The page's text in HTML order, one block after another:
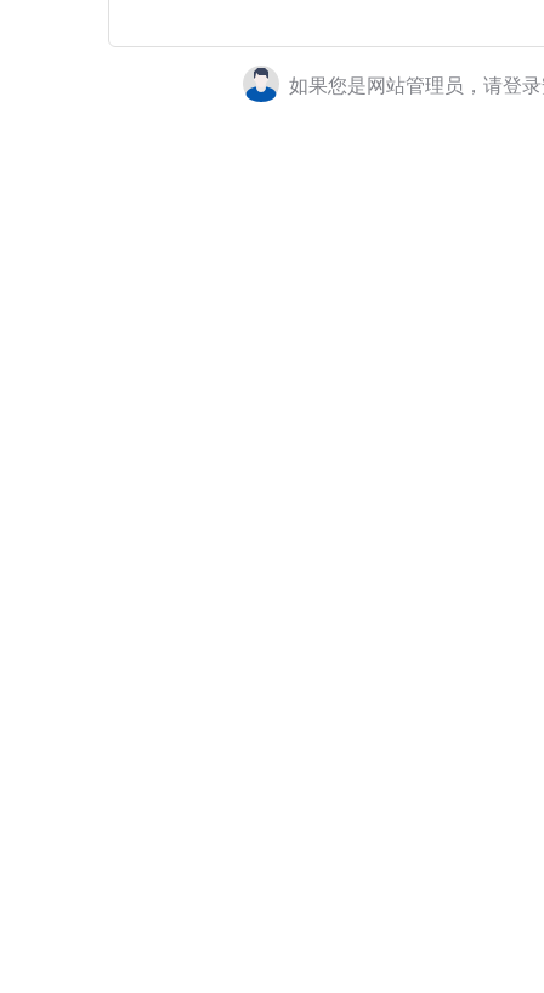
如果您是网站管理员，请登